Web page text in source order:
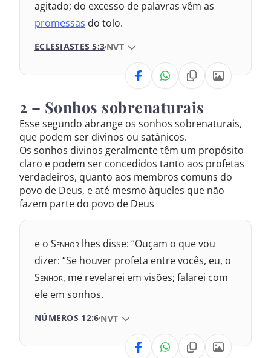
agitado; do excesso de palavras vêm as
promessas do tolo.
ECLESIASTES 5:3 VERSÃO DA BÍBLIA
NVT
VERSÃO
Nova Versão Internacional
2017 – Nova Almeida Atualizada
2009 – Almeida Revisada e Corrigida
1969 – Almeida Revisada e Corrigida
1993 – Almeida Revisada e Atualizada
2 – Sonhos sobrenaturais
Esse segundo abrange os sonhos sobrenaturais,
que podem ser divinos ou satânicos.
Os sonhos divinos geralmente têm um propósito
claro e podem ser concedidos tanto aos profetas
verdadeiros, quanto aos membros comuns do
povo de Deus, e até mesmo àqueles que não
fazem parte do povo de Deus
e o Senhor lhes disse: “Ouçam o que vou
dizer: “Se houver profeta entre vocês, eu, o
Senhor, me revelarei em visões; falarei com
ele em sonhos.
NÚMEROS 12:6 VERSÃO DA BÍBLIA
NVT
VERSÃO